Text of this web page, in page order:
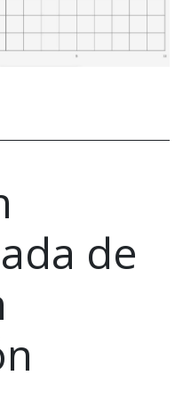
de